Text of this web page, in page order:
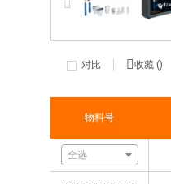
对比 收藏 ()
物料号
全选